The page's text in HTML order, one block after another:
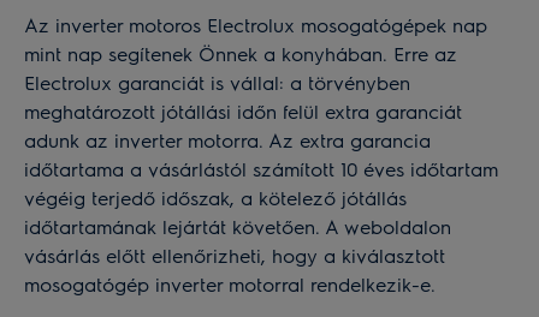
Az inverter motoros Electrolux mosogatógépek nap
mint nap segítenek Önnek a konyhában. Erre az
Electrolux garanciát is vállal: a törvényben
meghatározott jótállási időn felül extra garanciát
adunk az inverter motorra. Az extra garancia
időtartama a vásárlástól számított 10 éves időtartam
végéig terjedő időszak, a kötelező jótállás
időtartamának lejártát követően. A weboldalon
vásárlás előtt ellenőrizheti, hogy a kiválasztott
mosogatógép inverter motorral rendelkezik-e.